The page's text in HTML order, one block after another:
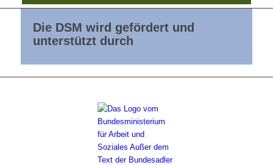
Die DSM wird gefördert und
unterstützt durch